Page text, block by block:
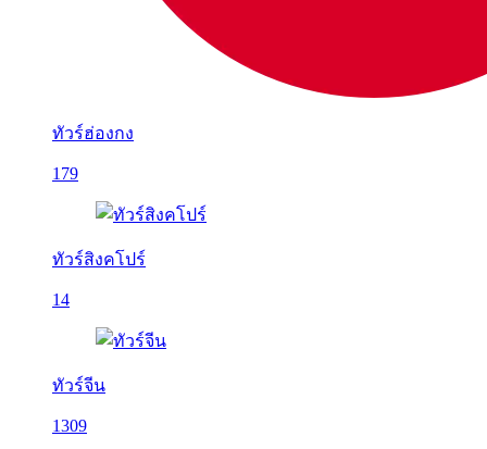
ทัวร์ฮ่องกง
179
ทัวร์สิงคโปร์
14
ทัวร์จีน
1309